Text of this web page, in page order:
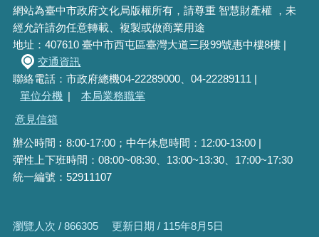
網站為臺中市政府文化局版權所有，請尊重 智慧財產權 ，未
經允許請勿任意轉載、複製或做商業用途
地址：407610 臺中市西屯區臺灣大道三段99號惠中樓8樓 |
交通資訊
聯絡電話：市政府總機04-22289000、04-22289111 |
單位分機 |
本局業務職掌
意見信箱
辦公時間︰8:00-17:00；中午休息時間：12:00-13:00 |
彈性上下班時間：08:00~08:30、13:00~13:30、17:00~17:30
統一編號：52911107
瀏覽人次 / 866305 更新日期 / 115年8月5日